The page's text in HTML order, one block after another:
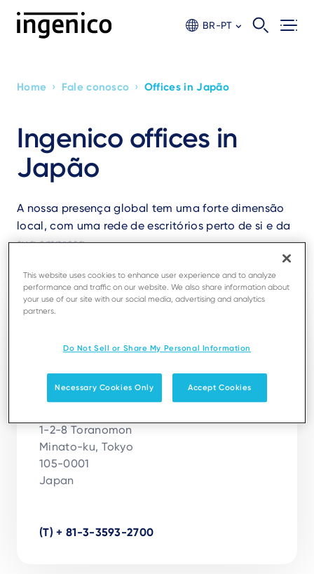
BR-PT
Breadcrumb
Home › Fale conosco › Offices in Japão
Ingenico offices in
Japão
A nossa presença global tem uma forte dimensão
local, com uma rede de escritórios perto de si e da
sua empresa.
Ingenico Japan Co.Ltd Ingenico Japan
株式会社
1-2-8 Toranomon
Minato-ku, Tokyo
105-0001
Japan
(T) + 81-3-3593-2700
This website uses cookies to enhance user experience and to analyze
performance and traffic on our website. We also share information about
your use of our site with our social media, advertising and analytics
partners.
Do Not Sell or Share My Personal Information
Necessary Cookies Only Accept Cookies